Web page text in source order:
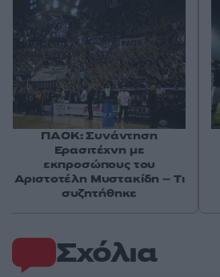
Σχόλια
ΠΑΟΚ: Συνάντηση
Ερασιτέχνη με
εκπροσώπους του
Αριστοτέλη Μυστακίδη – Τι
συζητήθηκε